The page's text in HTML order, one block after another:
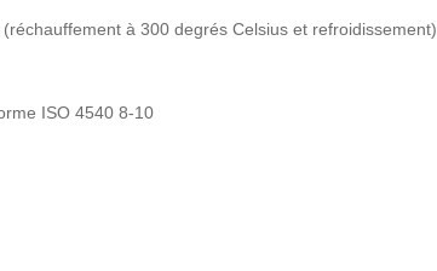
à 300 degrés Celsius et refroidissement)
ISO 4540 8-10